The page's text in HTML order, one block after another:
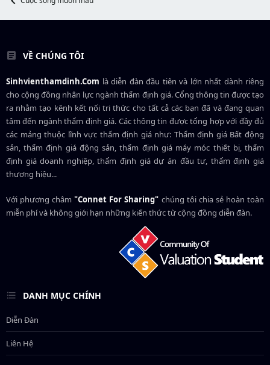
VỀ CHÚNG TÔI
Sinhvienthamdinh.Com là diễn đàn đầu tiên và lớn nhất dành riêng
cho cộng đồng nhân lực ngànhthẩm định giá. Cổng thông tin được tạo
ra nhằm tạo kênh kết nối tri thức cho tất cả các bạn đã và đang quan
tâm đến ngành thẩm định giá. Các thông tin được tổng hợp với đầy đủ
các mảng thuộc lĩnh vực thẩm định giá như: Thẩm định giá Bất động
sản, thẩm định giá động sản, thẩm định giá máy móc thiết bị, thẩm
định giá doanh nghiệp, thẩm định giá dự án đầu tư, thẩm định giá
thương hiệu...
Với phương châm"Connet For Sharing" chúng tôi chia sẻ hoàn toàn
miễn phí và không giới hạn những kiến thức từ cộng đồng diễn đàn.
DANH MỤC CHÍNH
Diễn Đàn
Liên Hệ